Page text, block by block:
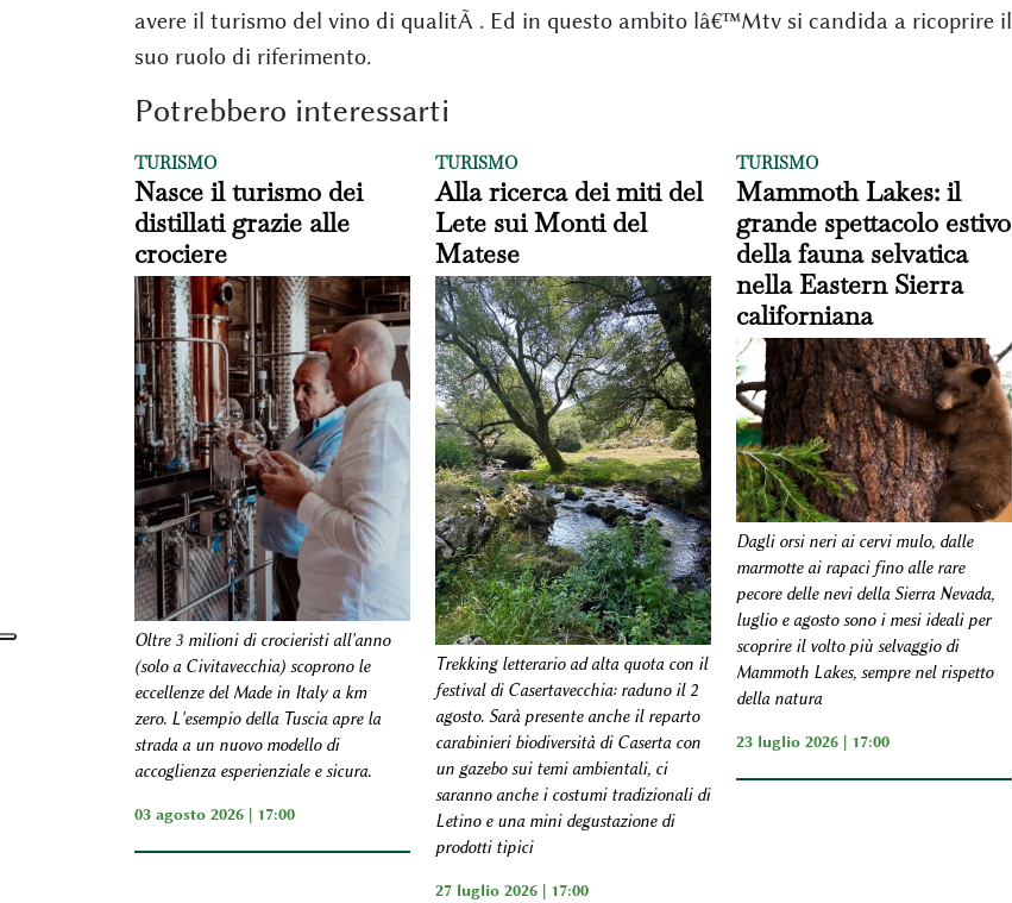
avere il turismo del vino di qualitÃ . Ed in questo ambito lâ€™Mtv si candida a ricoprire il
suo ruolo di riferimento.
Potrebbero interessarti
TURISMO
Nasce il turismo dei
distillati grazie alle
crociere
Oltre 3 milioni di crocieristi all'anno
(solo a Civitavecchia) scoprono le
eccellenze del Made in Italy a km
zero. L'esempio della Tuscia apre la
strada a un nuovo modello di
accoglienza esperienziale e sicura.
03 agosto 2026 | 17:00
TURISMO
Alla ricerca dei miti del
Lete sui Monti del
Matese
Trekking letterario ad alta quota con il
festival di Casertavecchia: raduno il 2
agosto. Sarà presente anche il reparto
carabinieri biodiversità di Caserta con
un gazebo sui temi ambientali, ci
saranno anche i costumi tradizionali di
Letino e una mini degustazione di
prodotti tipici
27 luglio 2026 | 17:00
TURISMO
Mammoth Lakes: il
grande spettacolo estivo
della fauna selvatica
nella Eastern Sierra
californiana
Dagli orsi neri ai cervi mulo, dalle
marmotte ai rapaci fino alle rare
pecore delle nevi della Sierra Nevada,
luglio e agosto sono i mesi ideali per
scoprire il volto più selvaggio di
Mammoth Lakes, sempre nel rispetto
della natura
23 luglio 2026 | 17:00